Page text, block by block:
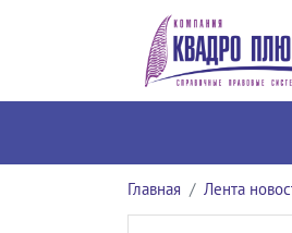
Главная Лента